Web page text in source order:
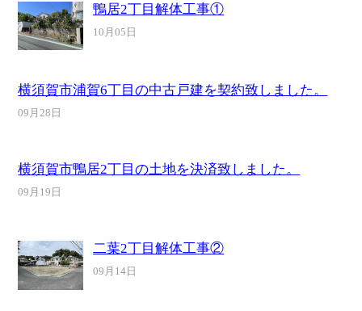
鴨居2丁目解体工事①
10月05日
横須賀市浦賀6丁目の中古戸建を契約致しました。
09月28日
横須賀市鴨居2丁目の土地を決済致しました。
09月19日
二葉2丁目解体工事②
09月14日